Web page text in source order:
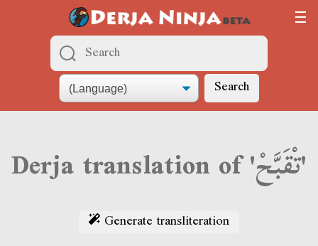
Search
Derja translation of 'تْقَبَّحْ'
Generate transliteration